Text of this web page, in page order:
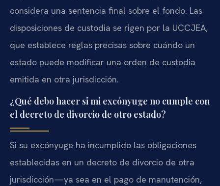
considera una sentencia final sobre el fondo. Las
disposiciones de custodia se rigen por la UCCJEA,
que establece reglas precisas sobre cuándo un
estado puede modificar una orden de custodia
emitida en otra jurisdicción.
¿Qué debo hacer si mi excónyuge no cumple con
el decreto de divorcio de otro estado?
Si su excónyuge ha incumplido las obligaciones
establecidas en un decreto de divorcio de otra
jurisdicción—ya sea en el pago de manutención,